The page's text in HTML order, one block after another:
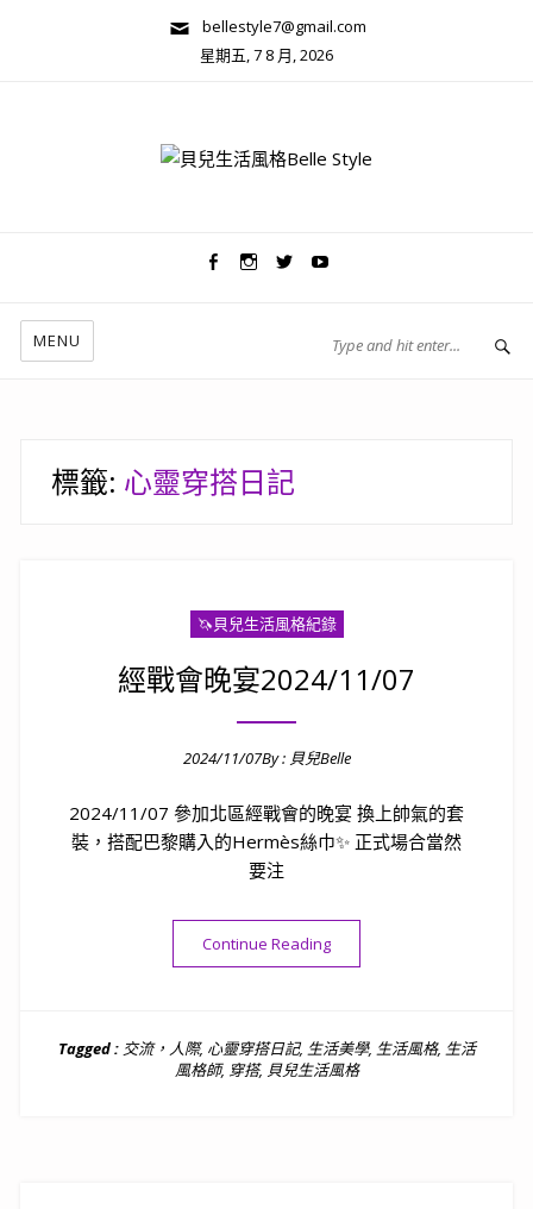
bellestyle7@gmail.com
星期五, 7 8 月, 2026
MENU
標籤: 心靈穿搭日記
🦄️貝兒生活風格紀錄
經戰會晚宴2024/11/07
2024/11/07By : 貝兒Belle
2024/11/07 參加北區經戰會的晚宴 換上帥氣的套
裝，搭配巴黎購入的Hermès絲巾✨ 正式場合當然
要注
Continue Reading“經戰會晚宴2024/11/07”
Tagged : 交流，人際, 心靈穿搭日記, 生活美學, 生活風格, 生活
風格師, 穿搭, 貝兒生活風格